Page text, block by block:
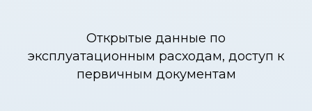
Открытые данные по
эксплуатационным расходам, доступ к
первичным документам